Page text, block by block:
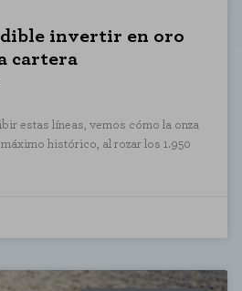
invertir en oro
cartera
estas líneas, vemos cómo la onza
histórico, al rozar los 1.950